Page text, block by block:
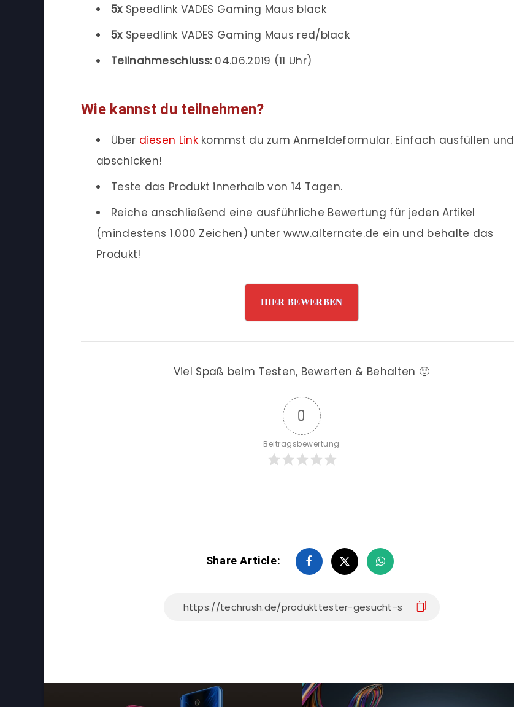
5xSpeedlink VADES Gaming Maus black
5x Speedlink VADES Gaming Maus red/black
Teilnahmeschluss:04.06.2019 (11 Uhr)
Wie kannst du teilnehmen?
Über diesen Linkkommst du zum Anmeldeformular. Einfach ausfüllen und
abschicken!
Teste das Produkt innerhalb von 14 Tagen.
Reiche anschließend eine ausführliche Bewertung für jeden Artikel
(mindestens 1.000 Zeichen) unter www.alternate.de ein und behalte das
Produkt!
HIER BEWERBEN
Viel Spaß beim Testen, Bewerten & Behalten 🙂
0
Beitragsbewertung
Share Article: